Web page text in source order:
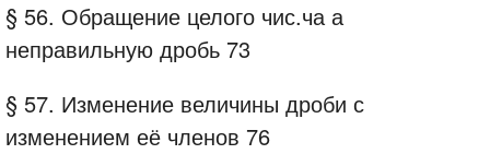
§ 56. Обращение целого чис.ча а
неправильную дробь 73
§ 57. Изменение величины дроби с
изменением её членов 76